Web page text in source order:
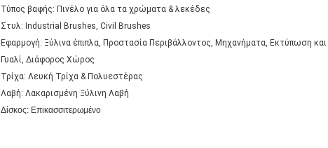
Τύπος βαφής: Πινέλο για όλα τα χρώματα & λεκέδες
Στυλ: Industrial Brushes, Civil Brushes
Εφαρμογή: Ξύλινα έπιπλα, Προστασία Περιβάλλοντος, Μηχανήματα, Εκτύπωση
Γυαλί, Διάφορος Χώρος
Τρίχα: Λευκή Τρίχα & Πολυεστέρας
Λαβή: Λακαρισμένη Ξύλινη Λαβή
Δίσκος: Επικασσιτερωμένο